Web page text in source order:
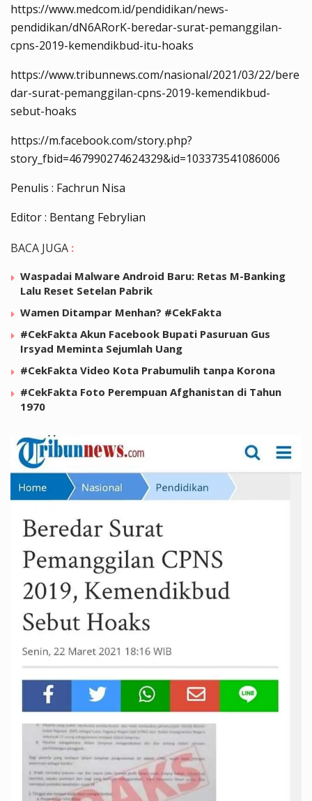
https://www.medcom.id/pendidikan/news-
pendidikan/dN6ARorK-beredar-surat-pemanggilan-
cpns-2019-kemendikbud-itu-hoaks
https://www.tribunnews.com/nasional/2021/03/22/bere
dar-surat-pemanggilan-cpns-2019-kemendikbud-
sebut-hoaks
https://m.facebook.com/story.php?
story_fbid=467990274624329&id=103373541086006
Penulis : Fachrun Nisa
Editor : Bentang Febrylian
BACA JUGA :
Waspadai Malware Android Baru: Retas M-Banking
Lalu Reset Setelan Pabrik
Wamen Ditampar Menhan? #CekFakta
#CekFakta Akun Facebook Bupati Pasuruan Gus
Irsyad Meminta Sejumlah Uang
#CekFakta Video Kota Prabumulih tanpa Korona
#CekFakta Foto Perempuan Afghanistan di Tahun
1970